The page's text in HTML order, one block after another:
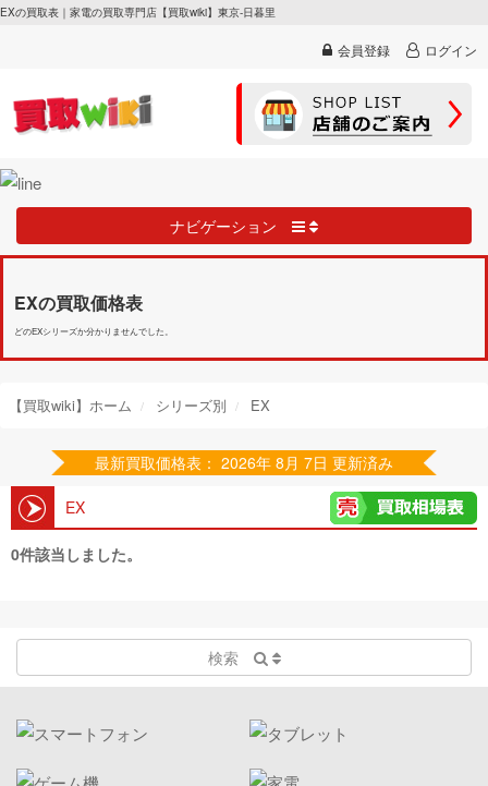
EXの買取表｜家電の買取専門店【買取wiki】東京-日暮里
会員登録 ログイン
ナビゲーション
EXの買取価格表
どのEXシリーズか分かりませんでした。
【買取wiki】ホーム シリーズ別 EX
最新買取価格表： 2026年 8月 7日 更新済み
EX
0件該当しました。
検索